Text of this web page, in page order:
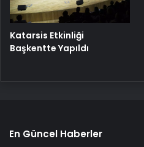
Katarsis Etkinliği
Başkentte Yapıldı
En Güncel Haberler